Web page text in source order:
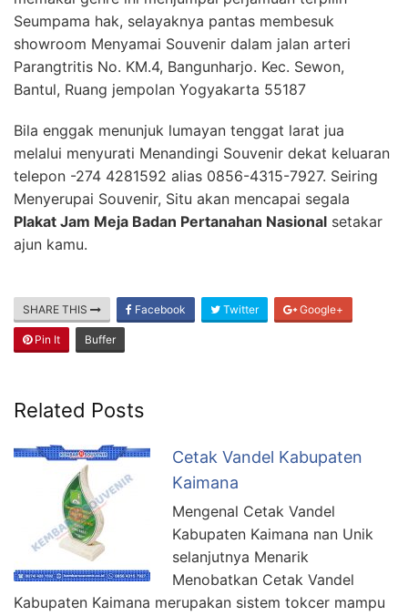
Seumpama hak, selayaknya pantas membesuk
showroom Menyamai Souvenir dalam jalan arteri
Parangtritis No. KM.4, Bangunharjo. Kec. Sewon,
Bantul, Ruang jempolan Yogyakarta 55187
Bila enggak menunjuk lumayan tenggat larat jua
melalui menyurati Menandingi Souvenir dekat keluaran
telepon -274 4281592 alias 0856-4315-7927. Seiring
Menyerupai Souvenir, Situ akan mencapai segala
Plakat Jam Meja Badan Pertanahan Nasional setakar
ajun kamu.
SHARE THIS Facebook Twitter Google+
Pin It Buffer
Related Posts
Cetak Vandel Kabupaten
Kaimana
Mengenal Cetak Vandel
Kabupaten Kaimana nan Unik
selanjutnya Menarik
Menobatkan Cetak Vandel
Kabupaten Kaimana merupakan sistem tokcer mampu